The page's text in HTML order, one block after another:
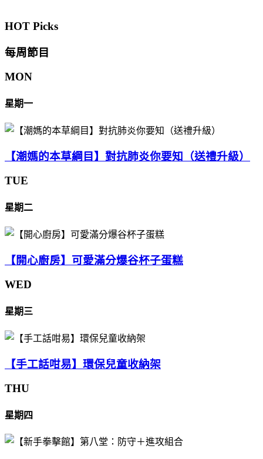
HOT Picks
每周節目
MON
星期一
【潮媽的本草綱目】對抗肺炎你要知（送禮升級）
TUE
星期二
【開心廚房】可愛滿分爆谷杯子蛋糕
WED
星期三
【手工話咁易】環保兒童收納架
THU
星期四